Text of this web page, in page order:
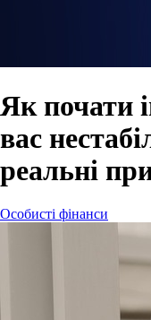
Як почати
вас
реальні
Особисті фінанси